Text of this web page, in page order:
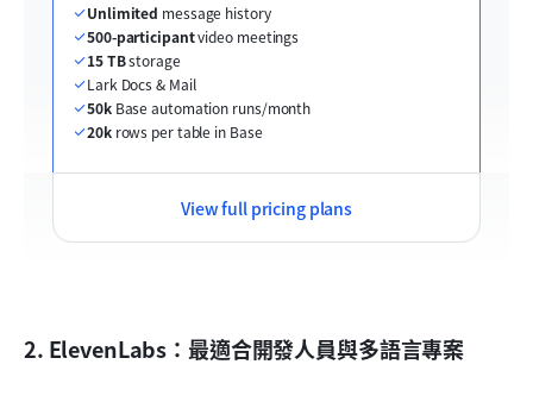
Unlimited message history
500-participant video meetings
15 TB storage
Lark Docs & Mail
50k Base automation runs/month
20k rows per table in Base
View full pricing plans
2. ElevenLabs：最適合開發人員與多語言專案